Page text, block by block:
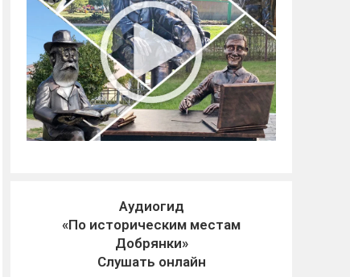
Аудиогид
«По историческим местам
Добрянки»
Слушать онлайн